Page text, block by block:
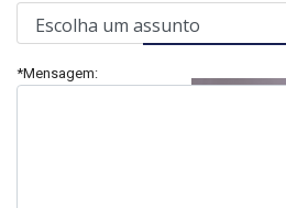
CURRÍCULO
*Mensagem: